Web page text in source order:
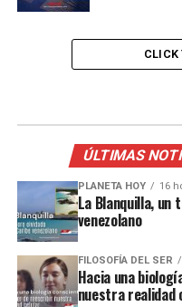
CLICK
ÚLTIMAS
PLANETA HOY 16
La Blanquilla, un
venezolano
FILOSOFÍA DEL SER
Hacia una
nuestra realidad